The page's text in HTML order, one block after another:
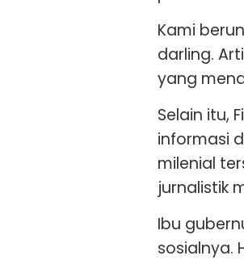
Kami
darling.
yang
Selain itu,
informasi
milenial
jurnalistik
Ibu
sosialnya.